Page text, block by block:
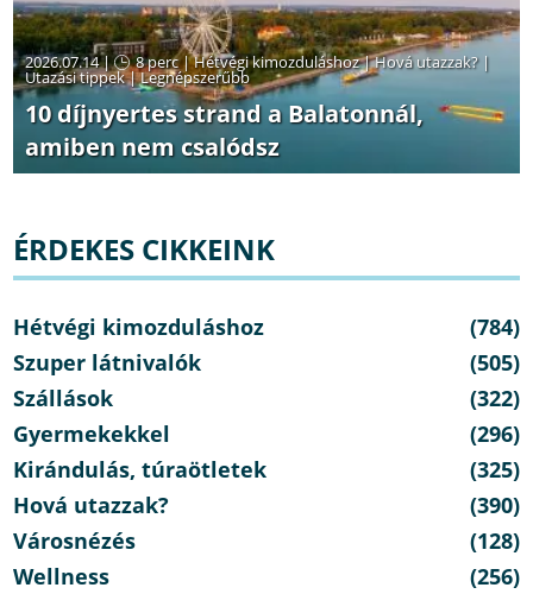
2026.07.14 | 8 perc|Hétvégi kimozduláshoz|Hová utazzak? |
Utazási tippek|Legnépszerűbb
10 díjnyertes strand a Balatonnál,
amiben nem csalódsz
ÉRDEKES CIKKEINK
Hétvégi kimozduláshoz
(784)
Szuper látnivalók
(505)
Szállások
(322)
Gyermekekkel
(296)
Kirándulás, túraötletek
(325)
Hová utazzak?
(390)
Városnézés
(128)
Wellness
(256)